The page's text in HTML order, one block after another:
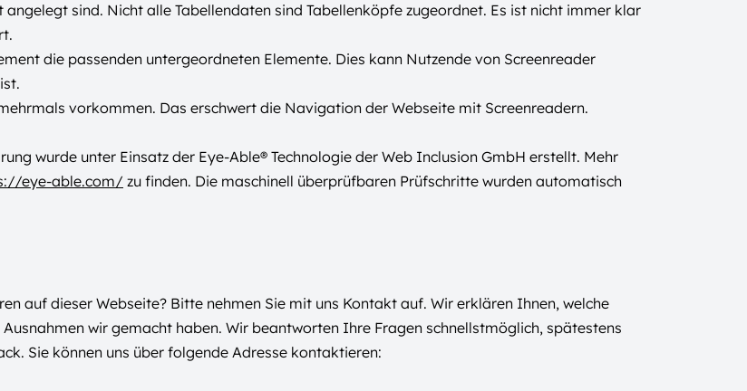
sind. Nicht alle Tabellendaten sind Tabellenköpfe zugeordnet. Es ist nicht immer klar
die passenden untergeordneten Elemente. Dies kann Nutzende von Screenreader
vorkommen. Das erschwert die Navigation der Webseite mit Screenreadern.
wurde unter Einsatz der Eye-Able® Technologie der Web Inclusion GmbH erstellt. Mehr
eye-able.com/ zu finden. Die maschinell überprüfbaren Prüfschritte wurden automatisch
auf dieser Webseite? Bitte nehmen Sie mit uns Kontakt auf. Wir erklären Ihnen, welche
wir gemacht haben. Wir beantworten Ihre Fragen schnellstmöglich, spätestens
Sie können uns über folgende Adresse kontaktieren: